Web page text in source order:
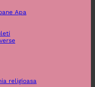
Apa
religioasa